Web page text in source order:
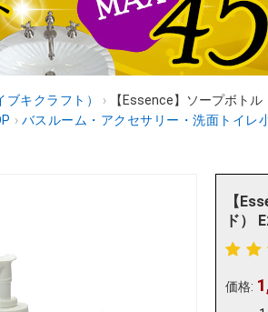
キクラフト） ›
【Essence】ソープボト
› バスルーム・アクセサリー・洗面トイレ
【
ド）
価格: